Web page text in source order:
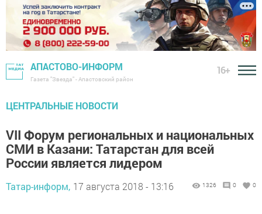
АПАСТОВО-ИНФОРМ
Газета "Звезда" - Апастовский район
16+
ЦЕНТРАЛЬНЫЕ НОВОСТИ
VII Форум региональных и национальных
СМИ в Казани: Татарстан для всей
России является лидером
Татар-информ, 17 августа 2018 - 13:16 1326 0 0